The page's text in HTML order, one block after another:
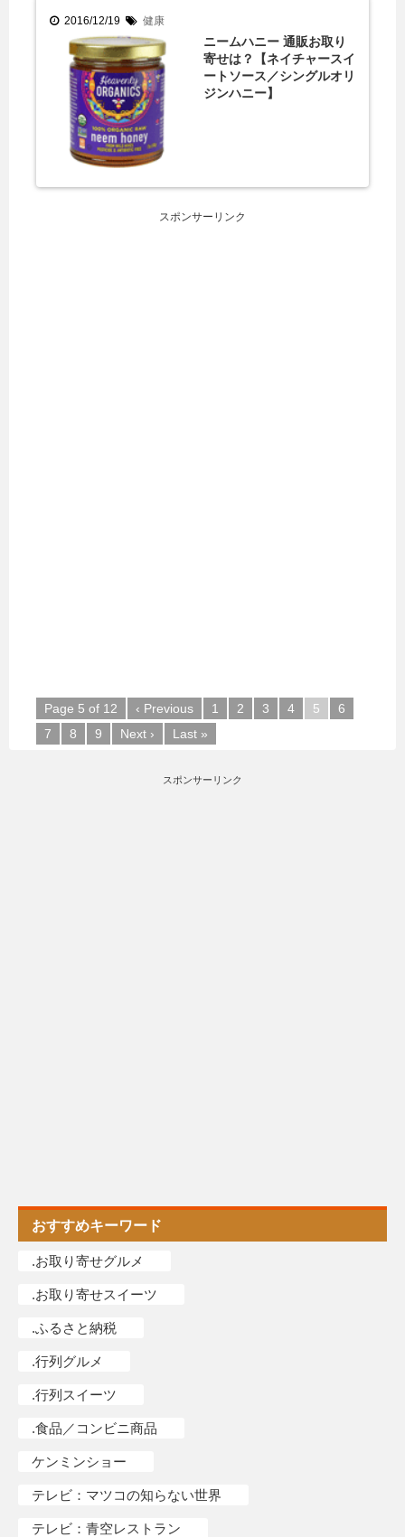
2016/12/19 健康
ニームハニー 通販お取り
寄せは？【ネイチャースイ
ートソース／シングルオリ
ジンハニー】
スポンサーリンク
Page 5 of 12 ‹ Previous 1 2 3 4 5
6
7
8 9 Next › Last »
スポンサーリンク
おすすめキーワード
.お取り寄せグルメ
.お取り寄せスイーツ
.ふるさと納税
.行列グルメ
.行列スイーツ
.食品／コンビニ商品
ケンミンショー
テレビ：マツコの知らない世界
テレビ：青空レストラン